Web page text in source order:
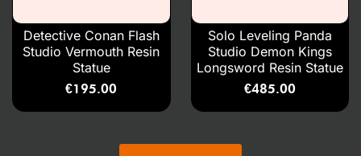
Detective Conan Flash
Studio Vermouth Resin
Statue
€195.00
Solo Leveling Panda
Studio Demon Kings
Longsword Resin Statue
€485.00